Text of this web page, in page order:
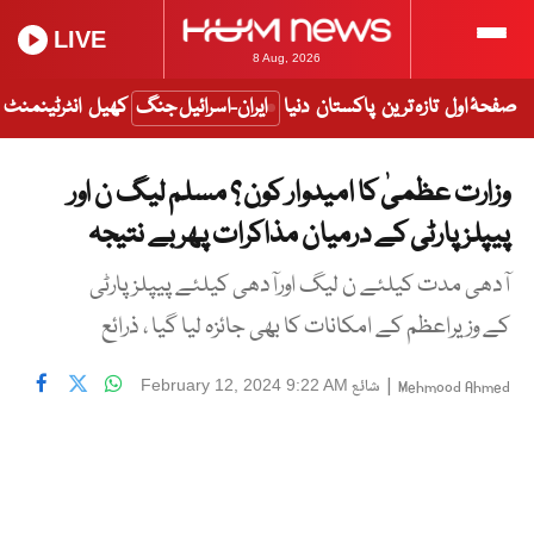
8 Aug, 2026
LIVE
صفحۂ اول تازہ ترین پاکستان دنیا ایران-اسرائیل جنگ کھیل انٹرٹینمنٹ
وزارت عظمیٰ کا امیدوار کون ؟ مسلم لیگ ن اور
پیپلز پارٹی کے درمیان مذاکرات پھر بے نتیجہ
آدھی مدت کیلئے ن لیگ اورآدھی کیلئے پیپلز پارٹی
کے وزیراعظم کے امکانات کا بھی جائزہ لیا گیا ، ذرائع
Mehmood Ahmed
| شائع February 12, 2024 9:22 AM